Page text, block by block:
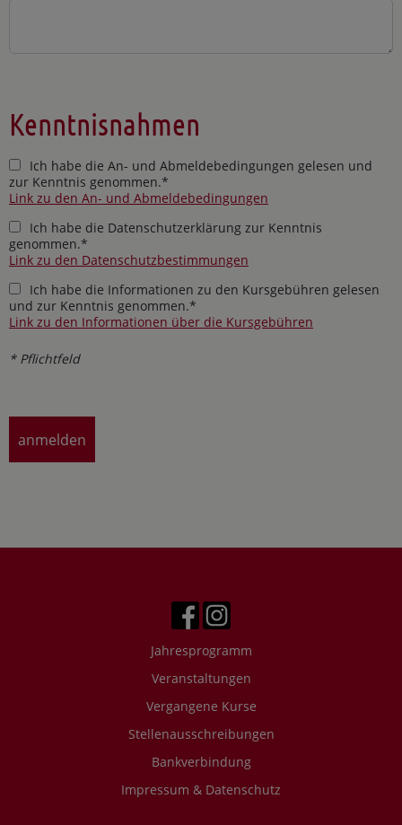
Kenntnisnahmen
Ich habe die An- und Abmeldebedingungen gelesen und
zur Kenntnis genommen.*
Link zu den An- und Abmeldebedingungen
Ich habe die Datenschutzerklärung zur Kenntnis
genommen.*
Link zu den Datenschutzbestimmungen
Ich habe die Informationen zu den Kursgebühren gelesen
und zur Kenntnis genommen.*
Link zu den Informationen über die Kursgebühren
* Pflichtfeld
Jahresprogramm
Veranstaltungen
Vergangene Kurse
Stellenausschreibungen
Bankverbindung
Impressum & Datenschutz